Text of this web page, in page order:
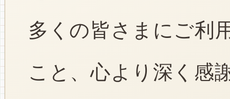
多くの皆さまにご利
こと、心より深く感